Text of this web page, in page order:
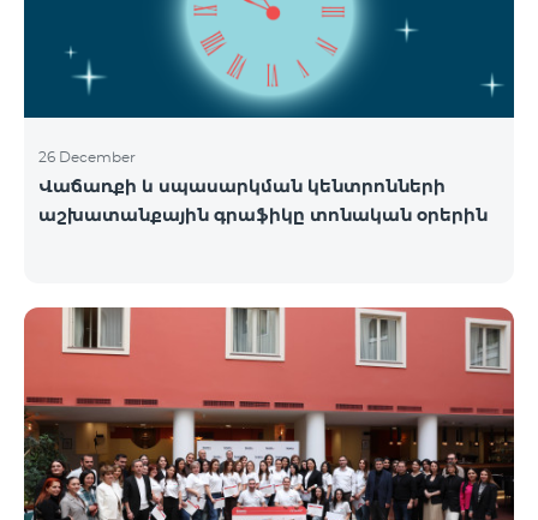
26 December
Վաճառքի և սպասարկման կենտրոնների
աշխատանքային գրաֆիկը տոնական օրերին